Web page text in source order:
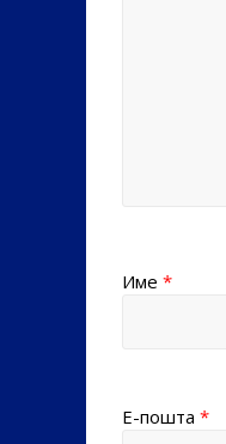
Име *
Е-пошта *